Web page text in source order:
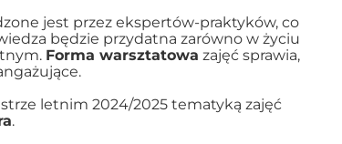
jest przez ekspertów-praktyków, co
będzie przydatna zarówno w życiu
Forma warsztatowa zajęć sprawia,
letnim 2024/2025 tematyką zajęć
.